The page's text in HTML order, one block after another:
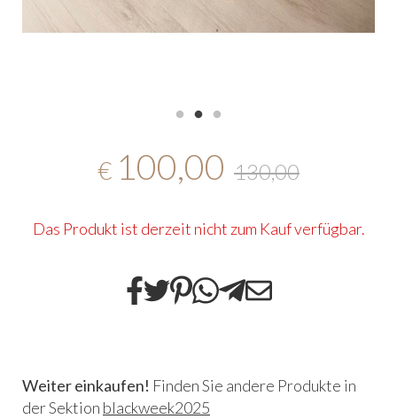
€ 100,00 130,00
Das Produkt ist derzeit nicht zum Kauf verfügbar.
Weiter einkaufen! Finden Sie andere Produkte in
der Sektion blackweek2025